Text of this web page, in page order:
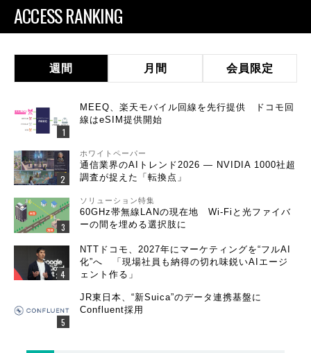
ACCESS RANKING
週間 月間 会員限定
MEEQ、楽天モバイル回線を先行提供 ドコモ回
線はeSIM提供開始
ホワイトペーパー
通信業界のAIトレンド2026 ― NVIDIA 1000社超
調査が捉えた「転換点」
ソリューション特集
60GHz帯無線LANの現在地 Wi-Fiと光ファイバ
ーの間を埋める選択肢に
NTTドコモ、2027年にマーケティングを“フルAI
化”へ 「現場社員も納得の切れ味鋭いAIエージ
ェント作る」
JR東日本、“新Suica”のデータ連携基盤に
Confluent採用